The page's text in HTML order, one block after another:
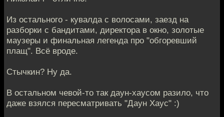
Из остального - кувалда с волосами, заезд на
разборки с бандитами, директора в окно, золотые
маузеры и финальная легенда про "обгоревший
плащ". Всё вроде.
Стычкин? Ну да.
В остальном чевой-то так даун-хаусом разило, что
даже взялся пересматривать "Даун Хаус" :)